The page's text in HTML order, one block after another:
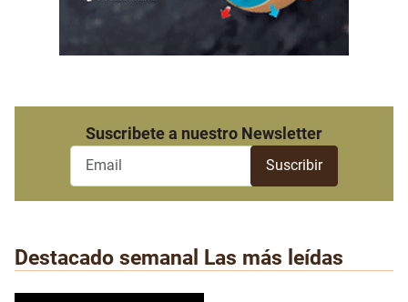
Suscribete a nuestro Newsletter
Destacado semanal Las más leídas